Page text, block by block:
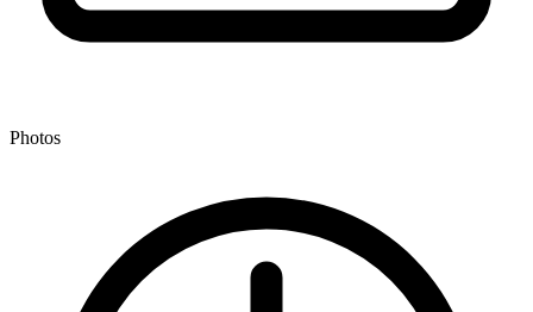
Photos